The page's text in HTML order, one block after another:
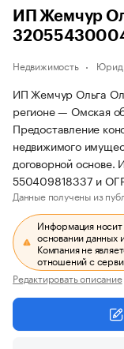
ИП Жемчур
Недвижимость
ИП Жемчур Ольга
регионе — Омская
Предоставление
недвижимого
договорной
550409818337 и
Данные получены из
Информация носит
основании данных
Компания не
отношений с
Редактировать описание